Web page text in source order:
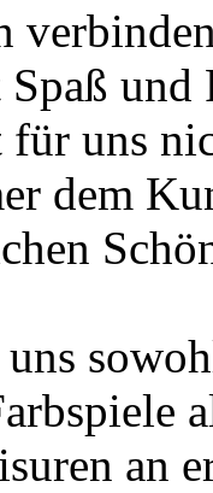
und
für uns
dem
an